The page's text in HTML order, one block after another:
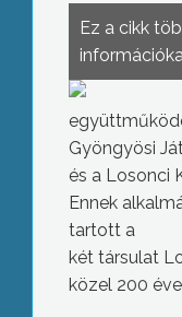
Ez a cikk
Gyöngyösi
és a Losonci
Ennek
tartott a
két társulat
közel 200